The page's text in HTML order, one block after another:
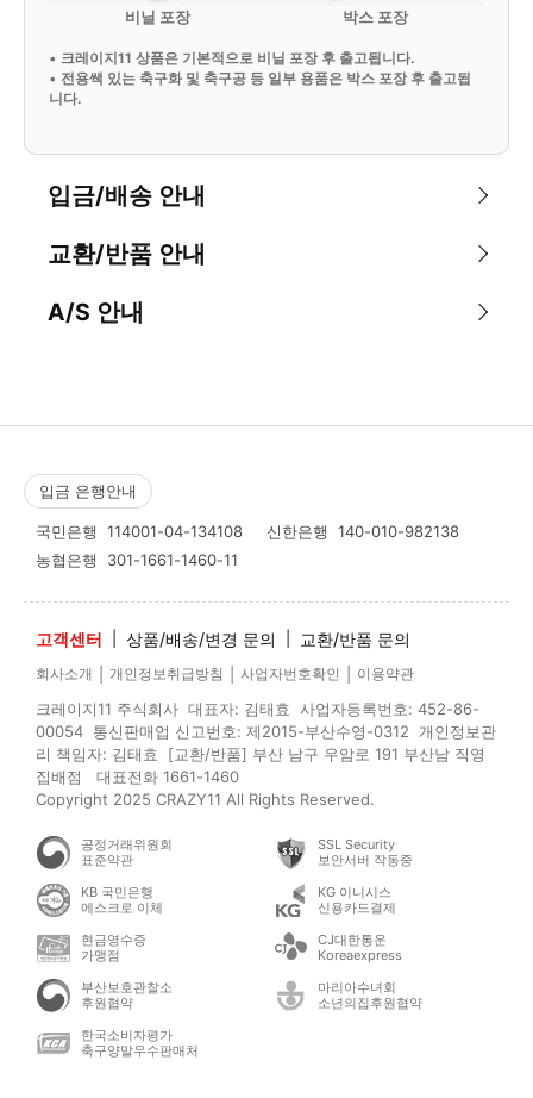
비닐 포장 박스 포장
• 크레이지11 상품은 기본적으로 비닐 포장 후 출고됩니다.
• 전용쌕 있는 축구화 및 축구공 등 일부 용품은 박스 포장 후 출고됩
니다.
입금/배송 안내
교환/반품 안내
A/S 안내
입금 은행안내
국민은행 114001-04-134108 신한은행 140-010-982138
농협은행 301-1661-1460-11
고객센터 상품/배송/변경 문의 교환/반품 문의
회사소개 개인정보취급방침 사업자번호확인 이용약관
크레이지11 주식회사 대표자: 김태효 사업자등록번호: 452-86-
00054 통신판매업 신고번호: 제2015-부산수영-0312 개인정보관
리 책임자: 김태효 [교환/반품] 부산 남구 우암로 191 부산남 직영
집배점 대표전화 1661-1460
Copyright 2025 CRAZY11 All Rights Reserved.
공정거래위원회
표준약관
SSL Security
보안서버 작동중
KB 국민은행
에스크로 이체
KG 이니시스
신용카드결제
현금영수증
가맹점
CJ대한통운
Koreaexpress
부산보호관찰소
후원협약
마리아수녀회
소년의집후원협약
한국소비자평가
축구양말우수판매처